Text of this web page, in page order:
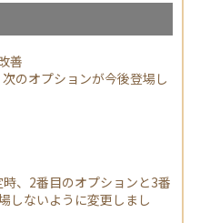
善
のオプションが今後登場し
、2番目のオプションと3番
しないように変更しまし